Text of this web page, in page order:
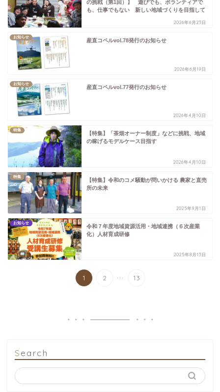
の挑戦（第1回）】 遊びでも、ボランティアで
も、仕事でもない 新しい地域づくりを目指して
2026年6月23日
お知らせ
産直コペルvol.78発行のお知らせ
2026年6月19日
お知らせ
産直コペルvol.77発行のお知らせ
2026年4月10日
特集
【特集】「茶畑オーナー制度」などに挑戦、地域
の稼げるモデルケース目指す
2026年4月10日
特集
【特集】令和のコメ騒動が問いかける 農家と直売
所の未来
2025年9月1日
お知らせ
令和７年度地域資源活用・地域連携（６次産業
化）人材育成研修
2025年8月13日
1 2 ... 13
Search